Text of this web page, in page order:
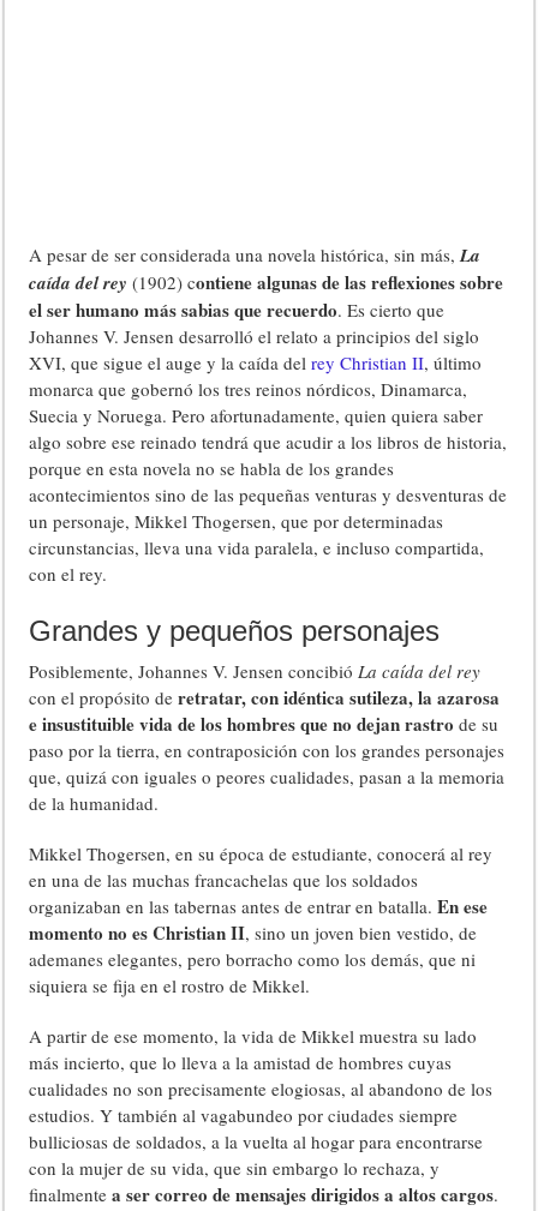
A pesar de ser considerada una novela histórica, sin más,La
caída del rey(1902) contiene algunas de las reflexiones sobre
el ser humano más sabias que recuerdo. Es cierto que
Johannes V. Jensen desarrolló el relato a principios del siglo
XVI, que sigue el auge y la caída delrey Christian II, último
monarca que gobernó los tres reinos nórdicos, Dinamarca,
Suecia y Noruega. Pero afortunadamente, quien quiera saber
algo sobre ese reinado tendrá que acudir a los libros de historia,
porque en esta novela no se habla de los grandes
acontecimientos sino de las pequeñas venturas y desventuras de
un personaje, Mikkel Thogersen, que por determinadas
circunstancias, lleva una vida paralela, e incluso compartida,
con el rey.
Grandes y pequeños personajes
Posiblemente, Johannes V. Jensen concibióLa caída del rey
con el propósito deretratar, con idéntica sutileza, la azarosa
e insustituible vida de los hombres que no dejan rastrode su
paso por la tierra, en contraposición con los grandes personajes
que, quizá con iguales o peores cualidades, pasan a la memoria
de la humanidad.
Mikkel Thogersen, en su época de estudiante, conocerá al rey
en una de las muchas francachelas que los soldados
organizaban en las tabernas antes de entrar en batalla.En ese
momento no es Christian II, sino un joven bien vestido, de
ademanes elegantes, pero borracho como los demás, que ni
siquiera se fija en el rostro de Mikkel.
A partir de ese momento, la vida de Mikkel muestra su lado
más incierto, que lo lleva a la amistad de hombres cuyas
cualidades no son precisamente elogiosas, al abandono de los
estudios. Y también al vagabundeo por ciudades siempre
bulliciosas de soldados, a la vuelta al hogar para encontrarse
con la mujer de su vida, que sin embargo lo rechaza, y
finalmentea ser correo de mensajes dirigidos a altos cargos.